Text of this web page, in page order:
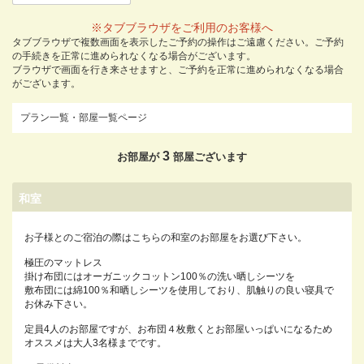
※タブブラウザをご利用のお客様へ
タブブラウザで複数画面を表示したご予約の操作はご遠慮ください。ご予約
の手続きを正常に進められなくなる場合がございます。
ブラウザで画面を行き来させますと、ご予約を正常に進められなくなる場合
がございます。
プラン一覧・部屋一覧ページ
お部屋が 3 部屋ございます
和室
お子様とのご宿泊の際はこちらの和室のお部屋をお選び下さい。
極圧のマットレス
掛け布団にはオーガニックコットン100％の洗い晒しシーツを
敷布団には綿100％和晒しシーツを使用しており、肌触りの良い寝具で
お休み下さい。
定員4人のお部屋ですが、お布団４枚敷くとお部屋いっぱいになるため
オススメは大人3名様までです。